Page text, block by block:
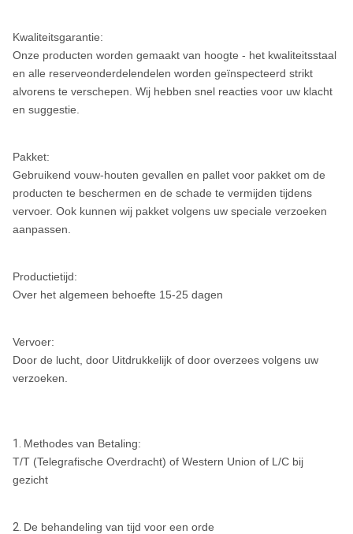
Kwaliteitsgarantie:
Onze producten worden gemaakt van hoogte - het kwaliteitsstaal
en alle reserveonderdelendelen worden geïnspecteerd strikt
alvorens te verschepen. Wij hebben snel reacties voor uw klacht
en suggestie.
Pakket:
Gebruikend vouw-houten gevallen en pallet voor pakket om de
producten te beschermen en de schade te vermijden tijdens
vervoer. Ook kunnen wij pakket volgens uw speciale verzoeken
aanpassen.
Productietijd:
Over het algemeen behoefte 15-25 dagen
Vervoer:
Door de lucht, door Uitdrukkelijk of door overzees volgens uw
verzoeken.
1. Methodes van Betaling:
T/T (Telegrafische Overdracht) of Western Union of L/C bij
gezicht
2. De behandeling van tijd voor een orde